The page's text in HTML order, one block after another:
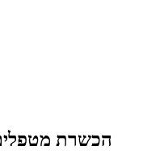
הכשרת מטפלים